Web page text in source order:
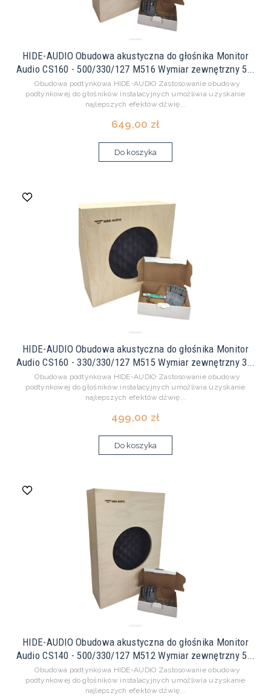
HIDE-AUDIO Obudowa akustyczna do głośnika Monitor
Audio CS160 - 500/330/127 M516 Wymiar zewnętrzny 5...
Obudowa podtynkowa HIDE-AUDIO Zastosowanie obudowy
podtynkowej do głośników instalacyjnych umożliwia uzyskanie
najlepszych efektów dźwię...
649,00 zł
Do koszyka
HIDE-AUDIO Obudowa akustyczna do głośnika Monitor
Audio CS160 - 330/330/127 M515 Wymiar zewnętrzny 3...
Obudowa podtynkowa HIDE-AUDIO Zastosowanie obudowy
podtynkowej do głośników instalacyjnych umożliwia uzyskanie
najlepszych efektów dźwię...
499,00 zł
Do koszyka
HIDE-AUDIO Obudowa akustyczna do głośnika Monitor
Audio CS140 - 500/330/127 M512 Wymiar zewnętrzny 5...
Obudowa podtynkowa HIDE-AUDIO Zastosowanie obudowy
podtynkowej do głośników instalacyjnych umożliwia uzyskanie
najlepszych efektów dźwię...